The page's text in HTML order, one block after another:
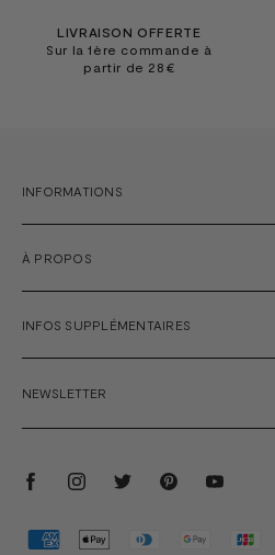
LIVRAISON OFFERTE
Sur la 1ère commande à
partir de 28€
INFORMATIONS
À PROPOS
INFOS SUPPLÉMENTAIRES
NEWSLETTER
Méthodes